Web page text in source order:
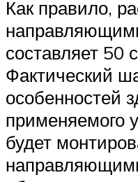
Как правило,
составляет 50
Фактический
особенностей
применяемого
будет